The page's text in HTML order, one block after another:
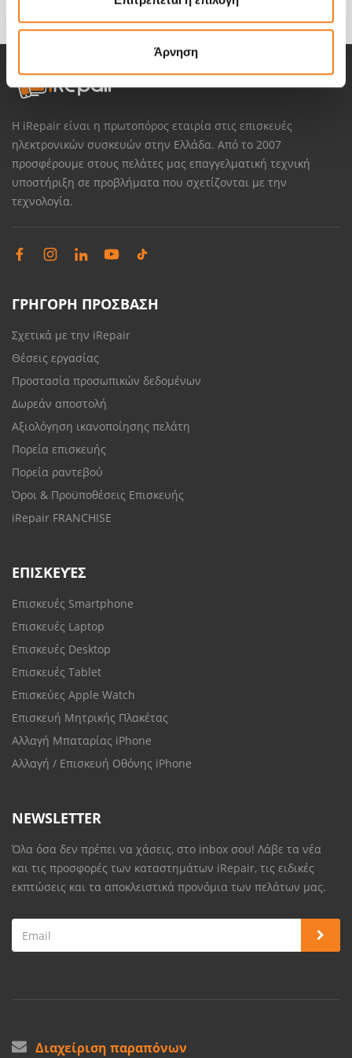
Άρνηση
Η iRepair είναι η πρωτοπόρος εταιρία στις επισκευές
ηλεκτρονικών συσκευών στην Ελλάδα. Από το 2007
προσφέρουμε στους πελάτες μας επαγγελματική τεχνική
υποστήριξη σε προβλήματα που σχετίζονται με την
τεχνολογία.
ΓΡΗΓΟΡΗ ΠΡΟΣΒΑΣΗ
Σχετικά με την iRepair
Θέσεις εργασίας
Προστασία προσωπικών δεδομένων
Δωρεάν αποστολή
Αξιολόγηση ικανοποίησης πελάτη
Πορεία επισκευής
Πορεία ραντεβού
Όροι & Προϋποθέσεις Επισκευής
iRepair FRANCHISE
ΕΠΙΣΚΕΥΈΣ
Επισκευές Smartphone
Επισκευές Laptop
Επισκευές Desktop
Επισκευές Tablet
Επισκεύες Apple Watch
Επισκευή Μητρικής Πλακέτας
Αλλαγή Μπαταρίας iPhone
Αλλαγή / Επισκευή Οθόνης iPhone
NEWSLETTER
Όλα όσα δεν πρέπει να χάσεις, στο inbox σου! Λάβε τα νέα
και τις προσφορές των καταστημάτων iRepair, τις ειδικές
εκπτώσεις και τα αποκλειστικά προνόμια των πελάτων μας.
Διαχείριση παραπόνων